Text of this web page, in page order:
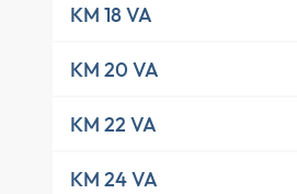
KM 18 VA
KM 20 VA
KM 22 VA
KM 24 VA